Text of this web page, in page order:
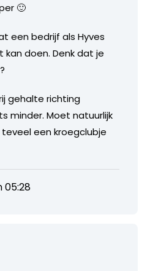
🙂
een bedrijf als Hyves
doen. Denk dat je
gehalte richting
minder. Moet natuurlijk
een kroegclubje
05:28